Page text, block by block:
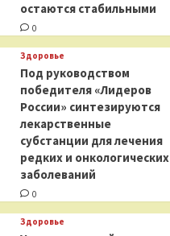
остаются стабильными
0
Здоровье
Под руководством
победителя «Лидеров
России» синтезируются
лекарственные
субстанции для лечения
редких и онкологических
заболеваний
0
Здоровье